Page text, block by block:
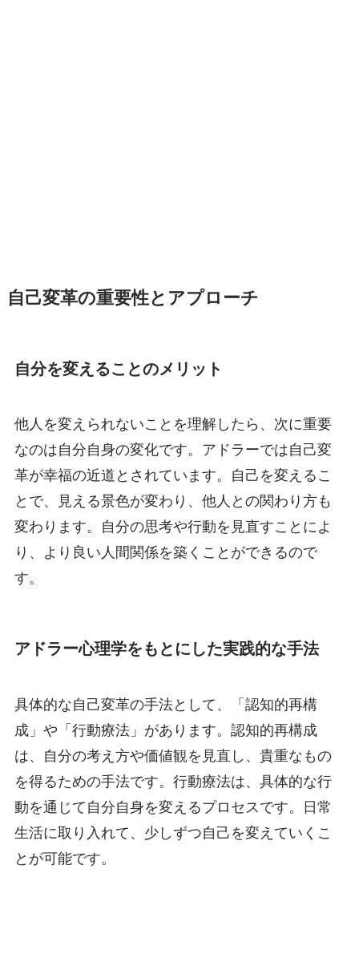
自己変革の重要性とアプローチ
自分を変えることのメリット
他人を変えられないことを理解したら、次に重要
なのは自分自身の変化です。アドラーでは自己変
革が幸福の近道とされています。自己を変えるこ
とで、見える景色が変わり、他人との関わり方も
変わります。自分の思考や行動を見直すことによ
り、より良い人間関係を築くことができるので
す。
アドラー心理学をもとにした実践的な手法
具体的な自己変革の手法として、「認知的再構
成」や「行動療法」があります。認知的再構成
は、自分の考え方や価値観を見直し、貴重なもの
を得るための手法です。行動療法は、具体的な行
動を通じて自分自身を変えるプロセスです。日常
生活に取り入れて、少しずつ自己を変えていくこ
とが可能です。